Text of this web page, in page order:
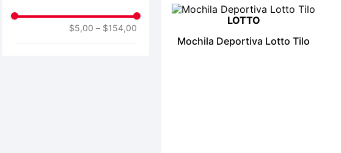
$5,00 – $154,00
LOTTO
Mochila Deportiva Lotto Tilo